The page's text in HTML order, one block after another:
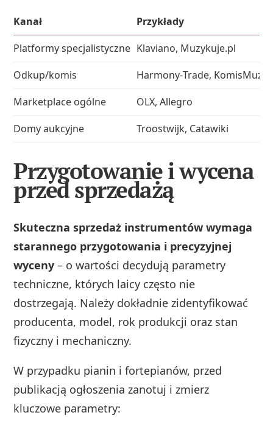
Kanał
Przykłady
Platformy specjalistyczne Klaviano, Muzykuje.pl
Odkup/komis
Harmony‑Trade,
Marketplace ogólne
OLX, Allegro
Domy aukcyjne
Troostwijk, Catawiki
Przygotowanie i wycena
przed sprzedażą
Skuteczna sprzedaż instrumentów wymaga
starannego przygotowania i precyzyjnej
wyceny – o wartości decydują parametry
techniczne, których laicy często nie
dostrzegają. Należy dokładnie zidentyfikować
producenta, model, rok produkcji oraz stan
fizyczny i mechaniczny.
W przypadku pianin i fortepianów, przed
publikacją ogłoszenia zanotuj i zmierz
kluczowe parametry: